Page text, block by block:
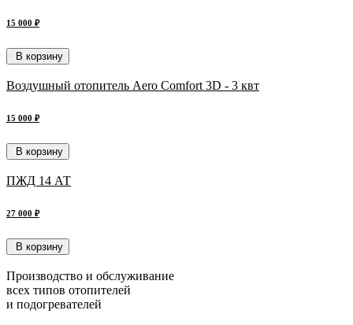
15 000 ₽
В корзину
Воздушный отопитель Aero Comfort 3D - 3 квт
15 000 ₽
В корзину
ПЖД 14 АТ
27 000 ₽
В корзину
Производство и обслуживание
всех типов отопителей
и подогревателей